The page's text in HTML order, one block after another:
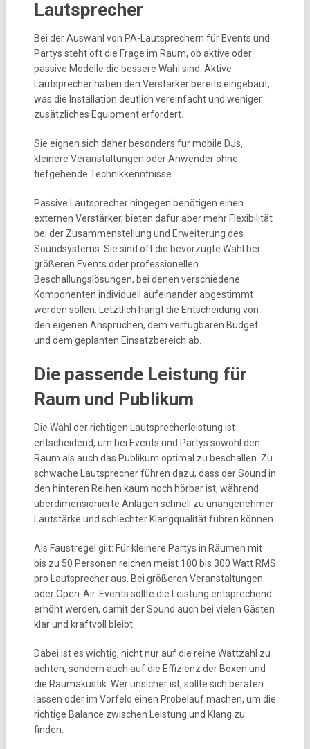
Lautsprecher
Bei der Auswahl von PA-Lautsprechern für Events und
Partys steht oft die Frage im Raum, ob aktive oder
passive Modelle die bessere Wahl sind. Aktive
Lautsprecher haben den Verstärker bereits eingebaut,
was die Installation deutlich vereinfacht und weniger
zusätzliches Equipment erfordert.
Sie eignen sich daher besonders für mobile DJs,
kleinere Veranstaltungen oder Anwender ohne
tiefgehende Technikkenntnisse.
Passive Lautsprecher hingegen benötigen einen
externen Verstärker, bieten dafür aber mehr Flexibilität
bei der Zusammenstellung und Erweiterung des
Soundsystems. Sie sind oft die bevorzugte Wahl bei
größeren Events oder professionellen
Beschallungslösungen, bei denen verschiedene
Komponenten individuell aufeinander abgestimmt
werden sollen. Letztlich hängt die Entscheidung von
den eigenen Ansprüchen, dem verfügbaren Budget
und dem geplanten Einsatzbereich ab.
Die passende Leistung für
Raum und Publikum
Die Wahl der richtigen Lautsprecherleistung ist
entscheidend, um bei Events und Partys sowohl den
Raum als auch das Publikum optimal zu beschallen. Zu
schwache Lautsprecher führen dazu, dass der Sound in
den hinteren Reihen kaum noch hörbar ist, während
überdimensionierte Anlagen schnell zu unangenehmer
Lautstärke und schlechter Klangqualität führen können.
Als Faustregel gilt: Für kleinere Partys in Räumen mit
bis zu 50 Personen reichen meist 100 bis 300 Watt RMS
pro Lautsprecher aus. Bei größeren Veranstaltungen
oder Open-Air-Events sollte die Leistung entsprechend
erhöht werden, damit der Sound auch bei vielen Gästen
klar und kraftvoll bleibt.
Dabei ist es wichtig, nicht nur auf die reine Wattzahl zu
achten, sondern auch auf die Effizienz der Boxen und
die Raumakustik. Wer unsicher ist, sollte sich beraten
lassen oder im Vorfeld einen Probelauf machen, um die
richtige Balance zwischen Leistung und Klang zu
finden.